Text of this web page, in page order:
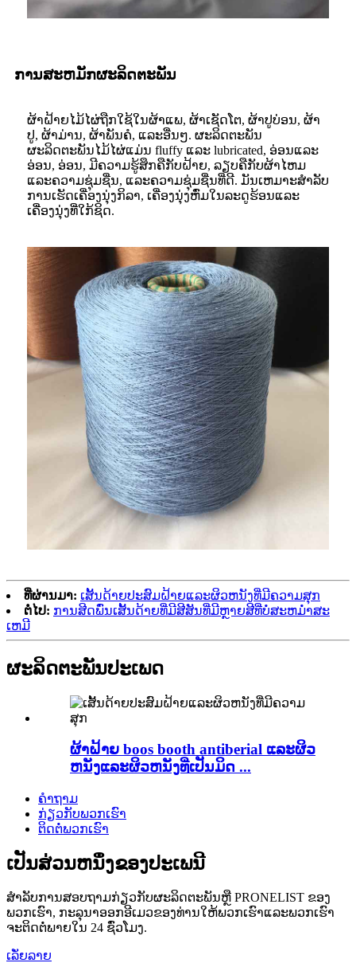
ການສະຫມັກຜະລິດຕະພັນ
ຜ້າຝ້າຍໄມ້ໄຜ່ຖືກໃຊ້ໃນຜ້າແພ, ຜ້າເຊັດໂຕ, ຜ້າປູບ່ອນ, ຜ້າ
ປູ, ຜ້າມ່ານ, ຜ້າພັນຄໍ, ແລະອື່ນໆ. ຜະລິດຕະພັນ
ຜະລິດຕະພັນໄມ້ໄຜ່ແມ່ນ fluffy ແລະ lubricated, ອ່ອນແລະ
ອ່ອນ, ອ່ອນ, ມີຄວາມຮູ້ສຶກຄືກັບຝ້າຍ, ລຽບຄືກັບຜ້າໄຫມ
ແລະຄວາມຊຸ່ມຊື່ນ, ແລະຄວາມຊຸ່ມຊື່ນທີ່ດີ. ມັນເຫມາະສໍາລັບ
ການເຮັດເຄື່ອງນຸ່ງກິລາ, ເຄື່ອງນຸ່ງຫົ່ມໃນລະດູຮ້ອນແລະ
ເຄື່ອງນຸ່ງທີ່ໃກ້ຊິດ.
ທີ່ຜ່ານມາ: ເສັ້ນດ້າຍປະສົມຝ້າຍແລະຜິວຫນັງທີ່ມີຄວາມສຸກ
ຕໍ່ໄປ: ການສີດພົ່ນເສັ້ນດ້າຍທີ່ມີສີສັນທີ່ມີຫຼາຍສີທີ່ບໍ່ສະຫມໍ່າສະ
ເຫມີ
ຜະລິດຕະພັນປະເພດ
ຜ້າຝ້າຍ boos booth antiberial ແລະຜິວ
ຫນັງແລະຜິວຫນັງທີ່ເປັນມິດ ...
ຄໍາຖາມ
ກ່ຽວກັບພວກເຮົາ
ຕິດຕໍ່ພວກເຮົາ
ເປັນສ່ວນຫນຶ່ງຂອງປະເພນີ
ສໍາລັບການສອບຖາມກ່ຽວກັບຜະລິດຕະພັນຫຼື PRONELIST ຂອງ
ພວກເຮົາ, ກະລຸນາອອກອີເມວຂອງທ່ານໃຫ້ພວກເຮົາແລະພວກເຮົາ
ຈະຕິດຕໍ່ພາຍໃນ 24 ຊົ່ວໂມງ.
ເລັ່ຍລາຍ